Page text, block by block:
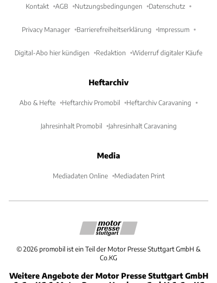
Kontakt AGB Nutzungsbedingungen Datenschutz
Privacy Manager Barrierefreiheitserklärung Impressum
Digital-Abo hier kündigen Redaktion Widerruf digitaler Käufe
Heftarchiv
Abo & Hefte Heftarchiv Promobil Heftarchiv Caravaning
Jahresinhalt Promobil Jahresinhalt Caravaning
Media
Mediadaten Online Mediadaten Print
©2026 promobil ist ein Teil der Motor Presse Stuttgart GmbH &
Co.KG
Weitere Angebote der Motor Presse Stuttgart GmbH